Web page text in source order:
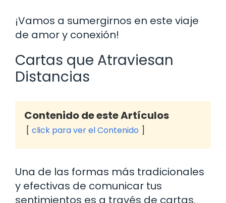
¡Vamos a sumergirnos en este viaje
de amor y conexión!
Cartas que Atraviesan
Distancias
Contenido de este Artículos
click para ver el Contenido
Una de las formas más tradicionales
y efectivas de comunicar tus
sentimientos es a través de cartas.